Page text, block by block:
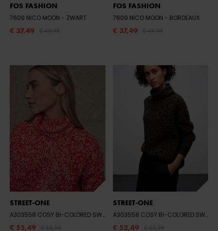
FOS FASHION
7609 NICO MOON - ZWART
€ 37,49
FOS FASHION
7609 NICO MOON - BORDEAUX
€ 37,49
STREET-ONE
A303558 COSY BI-COLORED SWEATER - RACING RED
€ 52,49
STREET-ONE
A303558 COSY BI-COLORED SWEATER
€ 52,49